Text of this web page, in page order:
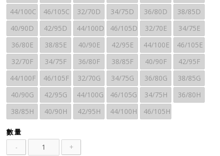
44/100C
46/105C 32/70D 34/75D 36/80D
38/85D
40/90D
42/95D 44/100D 46/105D 32/70E
34/75E
36/80E
38/85E 40/90E 42/95E 44/100E
46/105E
32/70F
34/75F 36/80F 38/85F 40/90F
42/95F
44/100F
46/105F 32/70G 34/75G 36/80G
38/85G
40/90G
42/95G 44/100G 46/105G 34/75H
36/80H
38/85H
40/90H 42/95H 44/100H 46/105H
數量
- +